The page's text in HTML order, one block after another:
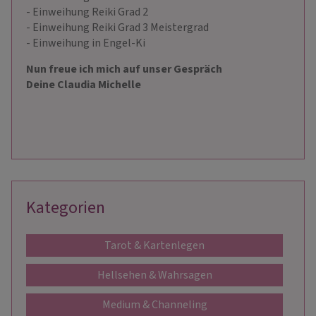
- Einweihung Reiki Grad 2
- Einweihung Reiki Grad 3 Meistergrad
- Einweihung in Engel-Ki
Nun freue ich mich auf unser Gespräch
Deine Claudia Michelle️
Kategorien
Tarot & Kartenlegen
Hellsehen & Wahrsagen
Medium & Channeling